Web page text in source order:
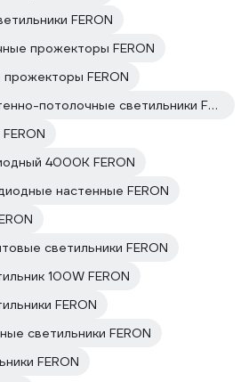
FERON
прожекторы FERON
FERON
Светодиодные настенно-потолочные светильники FERON
4000K FERON
настенные FERON
светильники FERON
100W FERON
FERON
светильники FERON
FERON